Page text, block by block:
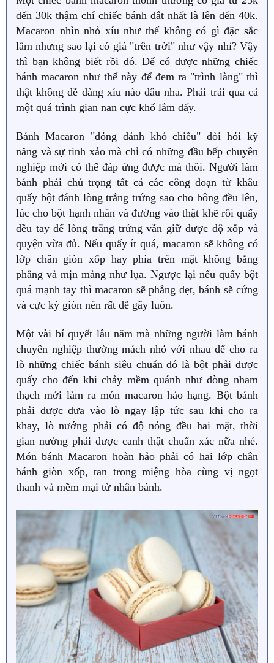
đến 30k thậm chí chiếc bánh đắt nhất là lên đến 40k.
Macaron nhìn nhỏ xíu như thế không có gì đặc sắc
lắm nhưng sao lại có giá "trên trời" như vậy nhỉ? Vậy
thì bạn không biết rồi đó. Để có được những chiếc
bánh macaron như thế này để đem ra "trình làng" thì
thật không dễ dàng xíu nào đâu nha. Phải trải qua cả
một quá trình gian nan cực khổ lắm đấy.
Bánh Macaron "đỏng đảnh khó chiều" đòi hỏi kỹ
năng và sự tinh xảo mà chỉ có những đầu bếp chuyên
nghiệp mới có thể đáp ứng được mà thôi. Người làm
bánh phải chú trọng tất cả các công đoạn từ khâu
quấy bột đánh lòng trắng trứng sao cho bông đều lên,
lúc cho bột hạnh nhân và đường vào thật khẽ rồi quấy
đều tay để lòng trắng trứng vẫn giữ được độ xốp và
quyện vừa đủ. Nếu quấy ít quá, macaron sẽ không có
lớp chân giòn xốp hay phía trên mặt không bằng
phẳng và mịn màng như lụa. Ngược lại nếu quấy bột
quá mạnh tay thì macaron sẽ phẳng dẹt, bánh sẽ cứng
và cực kỳ giòn nên rất dễ gãy luôn.
Một vài bí quyết lâu năm mà những người làm bánh
chuyên nghiệp thường mách nhỏ với nhau để cho ra
lò những chiếc bánh siêu chuẩn đó là bột phải được
quấy cho đến khi chảy mềm quánh như dòng nham
thạch mới làm ra món macaron hảo hạng. Bột bánh
phải được đưa vào lò ngay lập tức sau khi cho ra
khay, lò nướng phải có độ nóng đều hai mặt, thời
gian nướng phải được canh thật chuẩn xác nữa nhé.
Món bánh Macaron hoàn hảo phải có hai lớp chân
bánh giòn xốp, tan trong miệng hòa cùng vị ngọt
thanh và mềm mại từ nhân bánh.